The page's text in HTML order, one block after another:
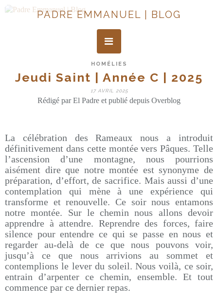
PADRE EMMANUEL | BLOG
HOMÉLIES
Jeudi Saint | Année C | 2025
17 AVRIL 2025
Rédigé par El Padre et publié depuis Overblog
La célébration des Rameaux nous a introduit
définitivement dans cette montée vers Pâques. Telle
l’ascension d’une montagne, nous pourrions
aisément dire que notre montée est synonyme de
préparation, d’effort, de sacrifice. Mais aussi d’une
contemplation qui mène à une expérience qui
transforme et renouvelle. Ce soir nous entamons
notre montée. Sur le chemin nous allons devoir
apprendre à attendre. Reprendre des forces, faire
silence pour entendre ce qui se passe en nous et
regarder au-delà de ce que nous pouvons voir,
jusqu’à ce que nous arrivions au sommet et
contemplions le lever du soleil. Nous voilà, ce soir,
entrain d’arpenter ce chemin, ensemble. Et tout
commence par ce dernier repas.